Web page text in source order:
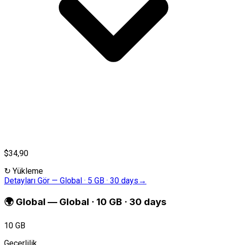
$34,90
↻ Yükleme
Detayları Gör — Global · 5 GB · 30 days →
🌍 Global — Global · 10 GB · 30 days
10 GB